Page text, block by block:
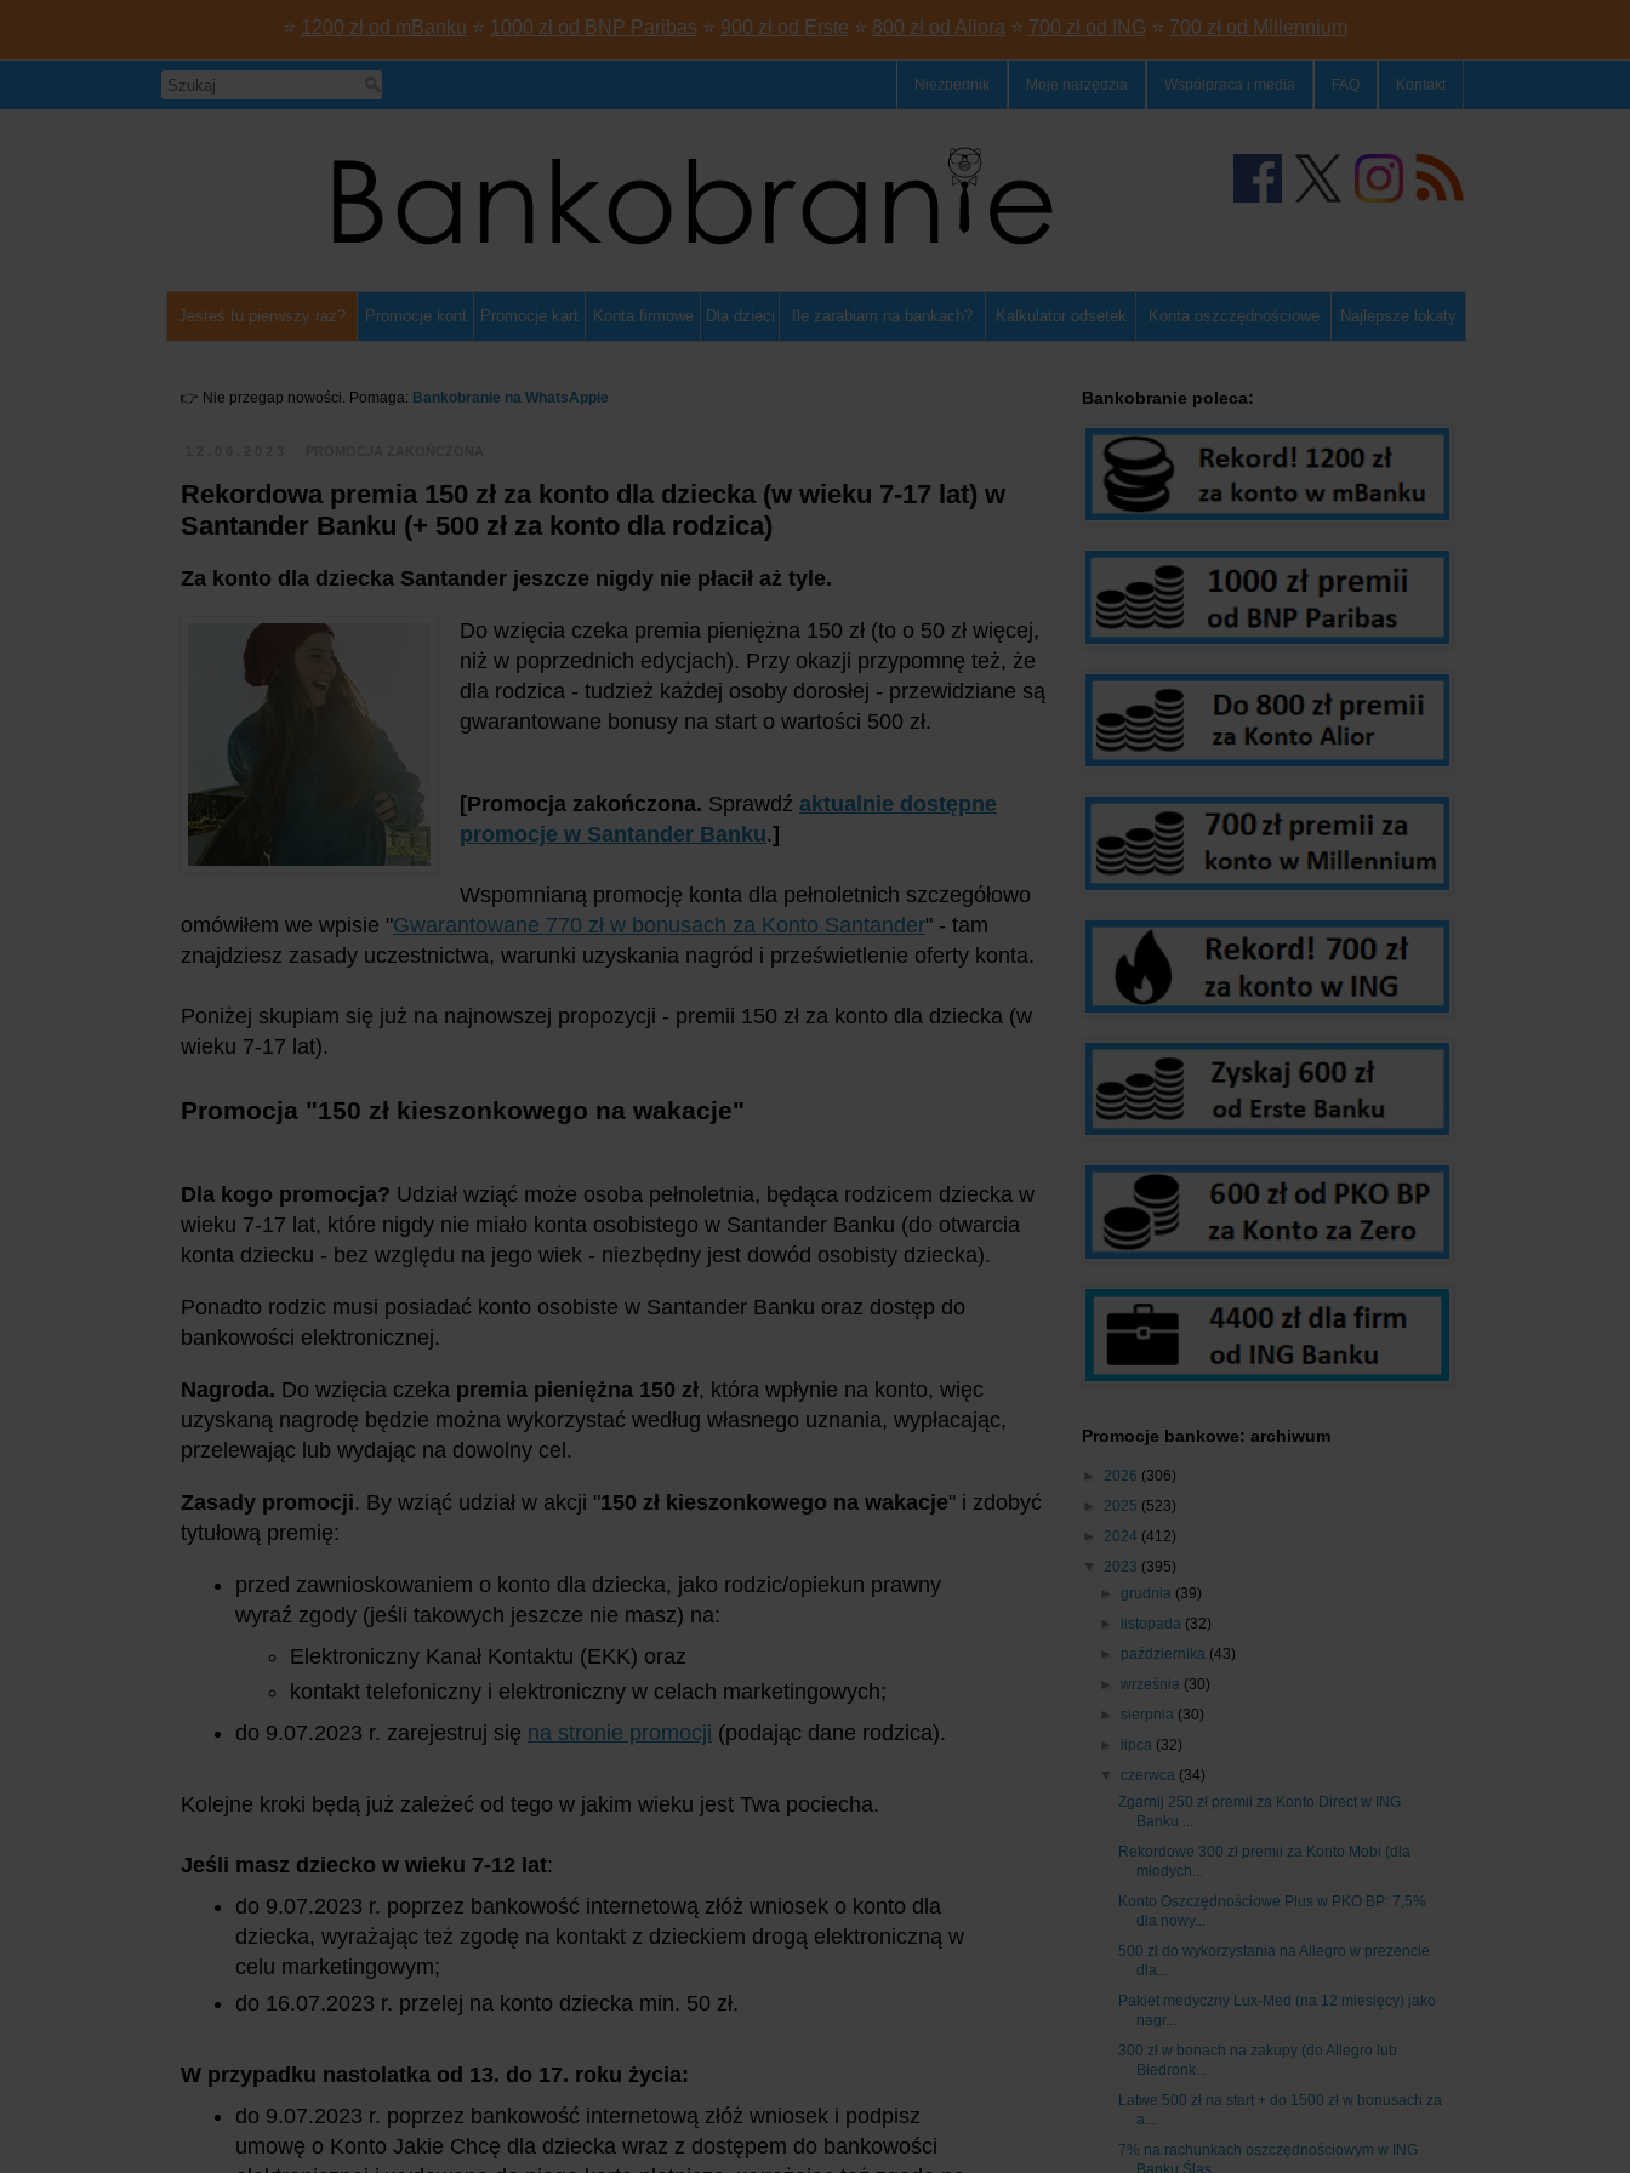
⭐ 1200 zł od mBanku ⭐ 1000 zł od BNP Paribas ⭐ 900 zł od Erste ⭐ 800 zł od Aliora ⭐ 700 zł od ING ⭐ 700 zł od Millennium
Niezbędnik Moje narzędzia Współpraca i media FAQ Kontakt
Jesteś tu pierwszy raz? Promocje kont Promocje kart Konta firmowe Dla dzieci Ile zarabiam na bankach? Kalkulator odsetek Konta oszczędnościowe Najlepsze lokaty
👉 Nie przegap nowości. Pomaga: Bankobranie na WhatsAppie
Rekordowa premia 150 zł za konto dla dziecka (w wieku 7-17 lat) w
Santander Banku (+ 500 zł za konto dla rodzica)
Za konto dla dziecka Santander jeszcze nigdy nie płacił aż tyle.
Do wzięcia czeka premia pieniężna 150 zł (to o 50 zł więcej,
niż w poprzednich edycjach). Przy okazji przypomnę też, że
dla rodzica - tudzież każdej osoby dorosłej - przewidziane są
gwarantowane bonusy na start o wartości 500 zł.
[Promocja zakończona. Sprawdź aktualnie dostępne
promocje w Santander Banku.]
Wspomnianą promocję konta dla pełnoletnich szczegółowo
omówiłem we wpisie "Gwarantowane 770 zł w bonusach za Konto Santander" - tam
znajdziesz zasady uczestnictwa, warunki uzyskania nagród i prześwietlenie oferty konta.
Poniżej skupiam się już na najnowszej propozycji - premii 150 zł za konto dla dziecka (w
wieku 7-17 lat).
Promocja "150 zł kieszonkowego na wakacje"
Dla kogo promocja? Udział wziąć może osoba pełnoletnia, będąca rodzicem dziecka w
wieku 7-17 lat, które nigdy nie miało konta osobistego w Santander Banku (do otwarcia
konta dziecku - bez względu na jego wiek - niezbędny jest dowód osobisty dziecka).
Ponadto rodzic musi posiadać konto osobiste w Santander Banku oraz dostęp do
bankowości elektronicznej.
Nagroda. Do wzięcia czeka premia pieniężna 150 zł, która wpłynie na konto, więc
uzyskaną nagrodę będzie można wykorzystać według własnego uznania, wypłacając,
przelewając lub wydając na dowolny cel.
Zasady promocji. By wziąć udział w akcji "150 zł kieszonkowego na wakacje" i zdobyć
tytułową premię:
przed zawnioskowaniem o konto dla dziecka, jako rodzic/opiekun prawny
wyraź zgody (jeśli takowych jeszcze nie masz) na:
Elektroniczny Kanał Kontaktu (EKK) oraz
kontakt telefoniczny i elektroniczny w celach marketingowych;
do 9.07.2023 r. zarejestruj się na stronie promocji (podając dane rodzica).
Kolejne kroki będą już zależeć od tego w jakim wieku jest Twa pociecha.
Jeśli masz dziecko w wieku 7-12 lat:
do 9.07.2023 r. poprzez bankowość internetową złóż wniosek o konto dla
dziecka, wyrażając też zgodę na kontakt z dzieckiem drogą elektroniczną w
celu marketingowym;
do 16.07.2023 r. przelej na konto dziecka min. 50 zł.
W przypadku nastolatka od 13. do 17. roku życia:
do 9.07.2023 r. poprzez bankowość internetową złóż wniosek i podpisz
umowę o Konto Jakie Chcę dla dziecka wraz z dostępem do bankowości
Bankobranie poleca:
Promocje bankowe: archiwum
► 2026 (306)
► 2025 (523)
► 2024 (412)
▼ 2023 (395)
►grudnia (39)
►
listopada (32)
► października (43)
►września (30)
► sierpnia (30)
►
lipca (32)
▼czerwca (34)
Zgarnij 250 zł premii za Konto Direct w ING
Banku ...
Rekordowe 300 zł premii za Konto Mobi (dla
młodych...
Konto Oszczędnościowe Plus w PKO BP: 7,5%
dla nowy...
500 zł do wykorzystania na Allegro w prezencie
dla...
Pakiet medyczny Lux-Med (na 12 miesięcy) jako
nagr...
300 zł w bonach na zakupy (do Allegro lub
Biedronk...
Łatwe 500 zł na start + do 1500 zł w bonusach za
a...
7% na rachunkach oszczędnościowym w ING